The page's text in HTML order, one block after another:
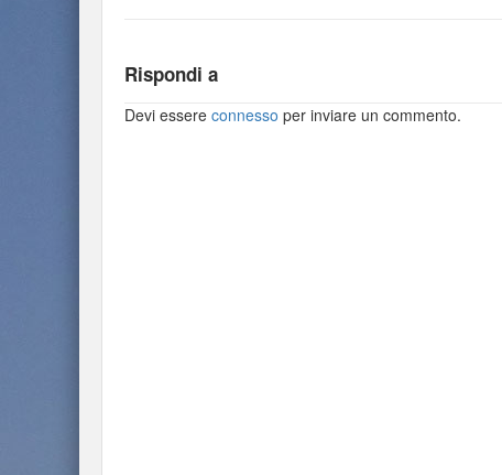
Rispondi a
Devi essere connesso per inviare un commento.